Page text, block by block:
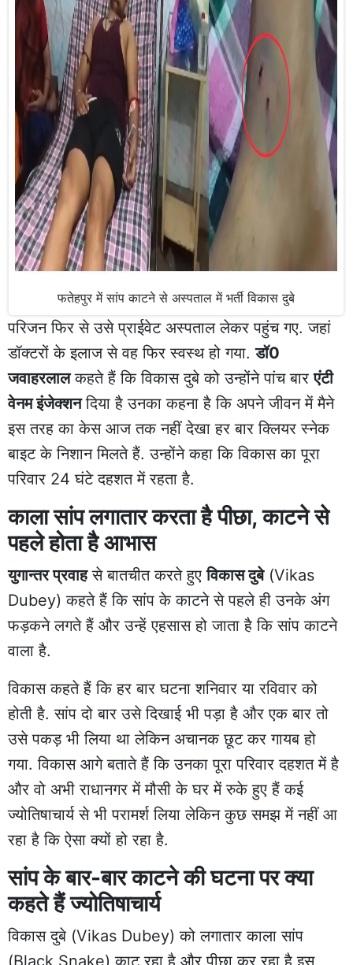
फतेहपुर में सांप काटने से अस्पताल में भर्ती विकास दुबे
परिजन फिर से उसे प्राईवेट अस्पताल लेकर पहुंच गए. जहां
डॉक्टरों के इलाज से वह फिर स्वस्थ हो गया.डॉ0
जवाहरलालकहते हैं कि विकास दुबे को उन्होंने पांच बारएंटी
वेनम इंजेक्शनदिया है उनका कहना है कि अपने जीवन में मैने
इस तरह का केस आज तक नहीं देखा हर बार क्लियर स्नेक
बाइट के निशान मिलते हैं. उन्होंने कहा कि विकास का पूरा
परिवार 24 घंटे दहशत में रहता है.
काला सांप लगातार करता है पीछा, काटने से
पहले होता है आभास
युगान्तर प्रवाहसे बातचीत करते हुएविकास दुबे(Vikas
Dubey) कहते हैं कि सांप के काटने से पहले ही उनके अंग
फड़कने लगते हैं और उन्हें एहसास हो जाता है कि सांप काटने
वाला है.
विकास कहते हैं कि हर बार घटना शनिवार या रविवार को
होती है. सांप दो बार उसे दिखाई भी पड़ा है और एक बार तो
उसे पकड़ भी लिया था लेकिन अचानक छूट कर गायब हो
गया. विकास आगे बताते हैं कि उनका पूरा परिवार दहशत में है
और वो अभी राधानगर में मौसी के घर में रुके हुए हैं कई
ज्योतिषाचार्य से भी परामर्श लिया लेकिन कुछ समझ में नहीं आ
रहा है कि ऐसा क्यों हो रहा है.
सांप के बार-बार काटने की घटना पर क्या
कहते हैं ज्योतिषाचार्य
विकास दुबे (Vikas Dubey) को लगातार काला सांप
(Black Snake) काट रहा है और पीछा कर रहा है इस